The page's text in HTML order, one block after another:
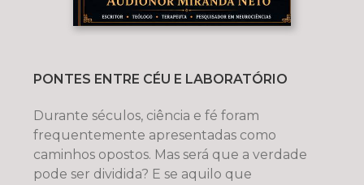
PONTES ENTRE CÉU E LABORATÓRIO
Durante séculos, ciência e fé foram
frequentemente apresentadas como
caminhos opostos. Mas será que a verdade
pode ser dividida? E se aquilo que